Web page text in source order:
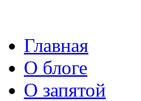
Главная
О блоге
О запятой